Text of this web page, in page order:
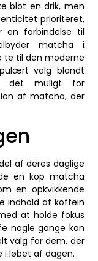
blot en drik, men
prioriteret,
en forbindelse til
matcha i
te til den moderne
valg blandt
det muligt for
af matcha, der
af deres daglige
en kop matcha
en opkvikkende
indhold af koffein
at holde fokus
nogle gange kan
valg for dem, der
i løbet af dagen.